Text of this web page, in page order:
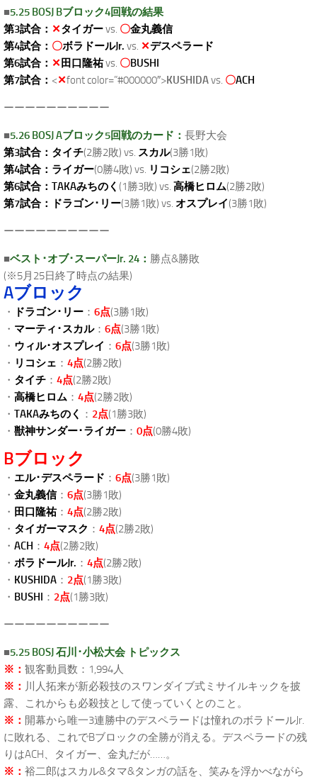
■5.25 BOSJ Bブロック4回戦の結果
第3試合： ✕タイガーvs. 〇金丸義信
第4試合： 〇ボラドールJr. vs. ✕デスペラード
第6試合： ✕ 田口隆祐vs. 〇BUSHI
第7試合： <✕font color=”#000000″>KUSHIDAvs. 〇ACH
ーーーーーーーーーー
■5.26 BOSJ Aブロック5回戦のカード： 長野大会
第3試合： タイチ(2勝2敗) vs. スカル(3勝1敗)
第4試合： ライガー(0勝4敗) vs. リコシェ(2勝2敗)
第6試合： TAKAみちのく (1勝3敗) vs. 高橋ヒロム(2勝2敗)
第7試合：
ドラゴン･リー(3勝1敗) vs. オスプレイ(3勝1敗)
ーーーーーーーーーー
■ベスト･オブ･スーパーJr. 24： 勝点&勝敗
(※5月25日終了時点の結果)
Aブロック
・ ドラゴン･リー ： 6点(3勝1敗)
・ マーティ･スカル： 6点(3勝1敗)
・ ウィル･オスプレイ ： 6点(3勝1敗)
・ リコシェ ： 4点(2勝2敗)
・ タイチ ： 4点(2勝2敗)
・ 高橋ヒロム ： 4点(2勝2敗)
・ TAKAみちのく ： 2点(1勝3敗)
・ 獣神サンダー･ライガー ： 0点(0勝4敗)
Bブロック
・ エル･デスペラード ： 6点(3勝1敗)
・ 金丸義信： 6点(3勝1敗)
・ 田口隆祐： 4点(2勝2敗)
・ タイガーマスク ： 4点(2勝2敗)
・ ACH ： 4点(2勝2敗)
・ ボラドールJr. ： 4点(2勝2敗)
・ KUSHIDA ： 2点(1勝3敗)
・ BUSHI ： 2点(1勝3敗)
ーーーーーーーーーー
■5.25 BOSJ 石川･小松大会 トピックス
※： 観客動員数：1,994人
※： 川人拓来が新必殺技のスワンダイブ式ミサイルキックを披
露、これからも必殺技として使っていくとのこと。
※： 開幕から唯一3連勝中のデスペラードは憧れのボラドールJr.
に敗れる、これでBブロックの全勝が消える。デスペラードの残
りはACH、タイガー、金丸だが……。
※： 裕二郎はスカル&タマ&タンガの話を、笑みを浮かべながら